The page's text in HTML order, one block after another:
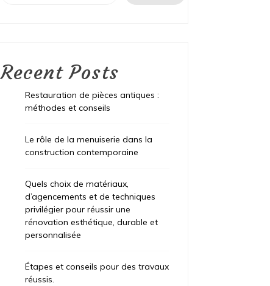
Recent Posts
Restauration de pièces antiques :
méthodes et conseils
Le rôle de la menuiserie dans la
construction contemporaine
Quels choix de matériaux,
d’agencements et de techniques
privilégier pour réussir une
rénovation esthétique, durable et
personnalisée
Étapes et conseils pour des travaux
réussis.